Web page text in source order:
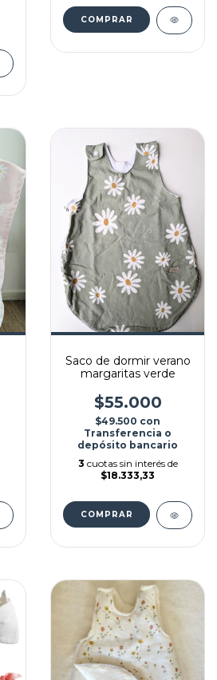
COMPRAR
Saco de dormir verano
margaritas verde
$55.000
$49.500 con
Transferencia o
depósito bancario
3 cuotas sin interés de
$18.333,33
COMPRAR